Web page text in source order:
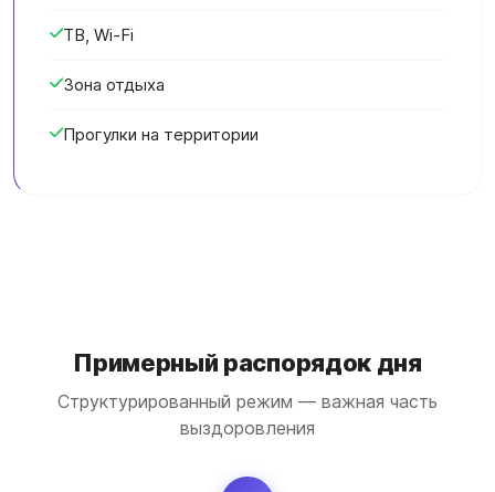
ТВ, Wi-Fi
Зона отдыха
Прогулки на территории
Примерный распорядок дня
Структурированный режим — важная часть
выздоровления